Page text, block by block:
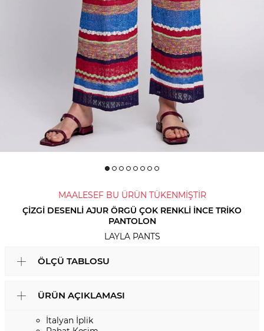
MAALESEF BU ÜRÜN TÜKENMİŞTİR
ÇIZGI DESENLI AJUR ÖRGÜ ÇOK RENKLI İNCE TRIKO
PANTOLON
LAYLA PANTS
ÖLÇÜ TABLOSU
ÜRÜN AÇIKLAMASI
İtalyan İplik